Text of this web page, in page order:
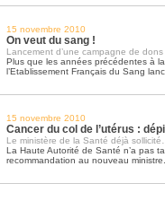
15 novembre 2010
On veut du sang !
Lancement d’une campagne de dons
Plus que les années précédentes à
l’Etablissement Français du Sang
15 novembre 2010
Cancer du col de l’utérus :
Le ministère de la Santé déjà
La Haute Autorité de Santé n’a pas
recommandation au nouveau ministre.